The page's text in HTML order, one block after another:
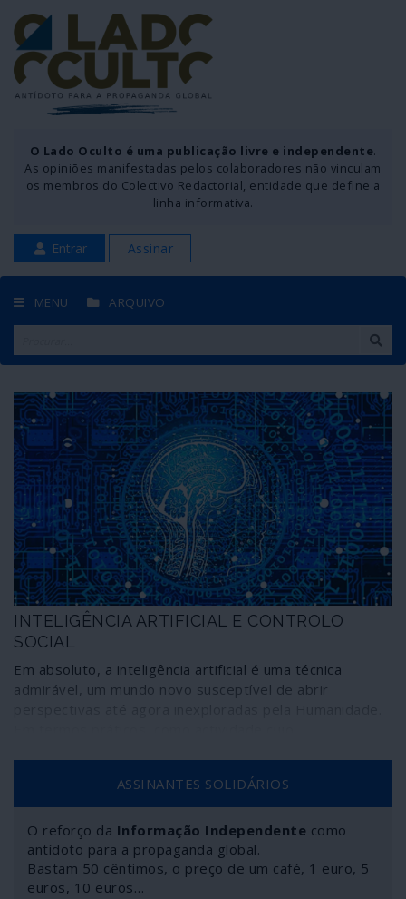
O Lado Oculto é uma publicação livre e independente.
As opiniões manifestadas pelos colaboradores não vinculam
os membros do Colectivo Redactorial, entidade que define a
linha informativa.
Entrar Assinar
MENU ARQUIVO
INTELIGÊNCIA ARTIFICIAL E CONTROLO
SOCIAL
Em absoluto, a inteligência artificial é uma técnica
admirável, um mundo novo susceptível de abrir
terreno assustador quando nos apercebemos que
investimentos esmagadores são destinados à sua
aplicação ao controlo psicossocial e à indústria da morte.
Um tema para o qual deixamos factos e pistas de
reflexão.
ASSINANTES SOLIDÁRIOS
O reforço da Informação Independente como
antídoto para a propaganda global.
Bastam 50 cêntimos, o preço de um café, 1 euro, 5
euros, 10 euros…